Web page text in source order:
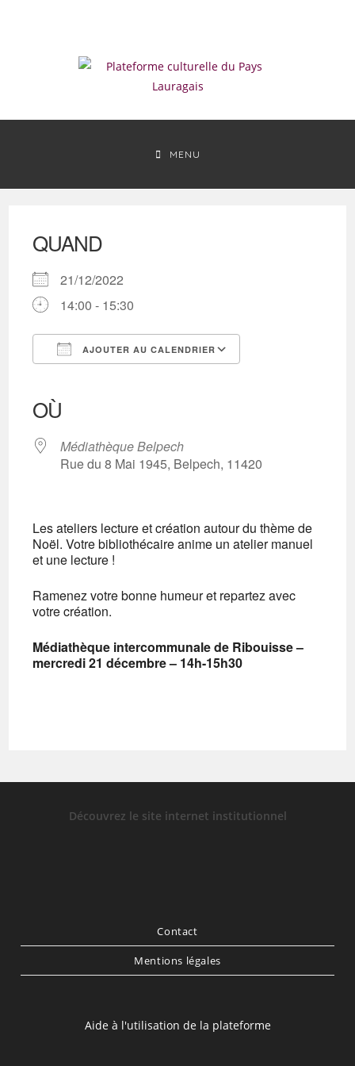
MENU
QUAND
21/12/2022
14:00 - 15:30
AJOUTER AU CALENDRIER
OÙ
Médiathèque Belpech
Rue du 8 Mai 1945, Belpech, 11420
Les ateliers lecture et création autour du thème de
Noël. Votre bibliothécaire anime un atelier manuel
et une lecture !
Ramenez votre bonne humeur et repartez avec
votre création.
Médiathèque intercommunale de Ribouisse –
mercredi 21 décembre – 14h-15h30
Découvrez le site internet institutionnel
Contact
Mentions légales
Aide à l'utilisation de la plateforme